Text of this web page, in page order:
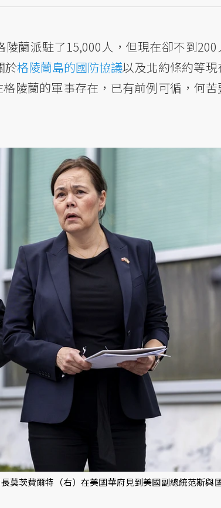
蘭派駐了15,000人，但現在卻不到200
於格陵蘭島的國防協議以及北約條約等現
陵蘭的軍事存在，已有前例可循，何苦
莫茨費爾特（右）在美國華府見到美國副總統范斯與